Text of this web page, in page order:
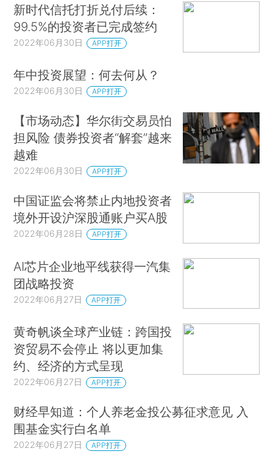
新时代信托打折兑付后续：
99.5%的投资者已完成签约
2022年06月30日 APP打开
年中投资展望：何去何从？
2022年06月30日 APP打开
【市场动态】华尔街交易员怕
担风险 债券投资者“解套”越来
越难
2022年06月30日 APP打开
中国证监会将禁止内地投资者
境外开设沪深股通账户买A股
2022年06月28日 APP打开
AI芯片企业地平线获得一汽集
团战略投资
2022年06月27日 APP打开
黄奇帆谈全球产业链：跨国投
资贸易不会停止 将以更加集
约、经济的方式呈现
2022年06月27日 APP打开
财经早知道：个人养老金投公募征求意见 入
围基金实行白名单
2022年06月27日 APP打开